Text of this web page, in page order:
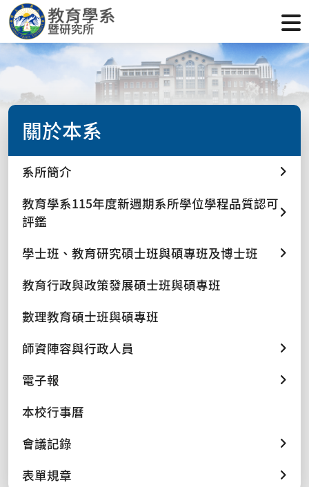
關於本系
系所簡介
教育學系115年度新週期系所學位學程品質認可
評鑑
學士班、教育研究碩士班與碩專班及博士班
教育行政與政策發展碩士班與碩專班
數理教育碩士班與碩專班
師資陣容與行政人員
電子報
本校行事曆
會議記錄
表單規章